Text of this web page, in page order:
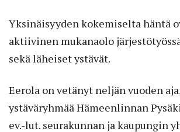
Yksinäisyyden kokemiselta häntä
aktiivinen mukanaolo
sekä läheiset ystävät.
Eerola on vetänyt neljän vuoden
ystäväryhmää Hämeenlinnan
ev.-lut. seurakunnan ja kaupungin